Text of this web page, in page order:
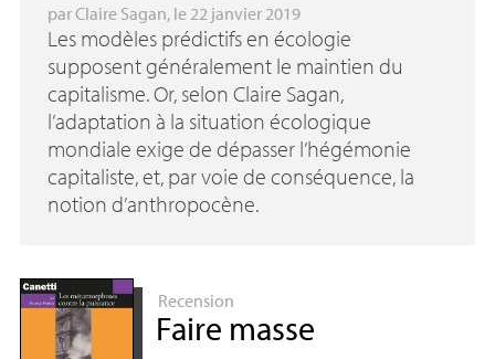
parClaire Sagan, le 22 janvier 2019
Les modèles prédictifs en écologie
supposent généralement le maintien du
capitalisme. Or, selon Claire Sagan,
l’adaptation à la situation écologique
mondiale exige de dépasser l’hégémonie
capitaliste, et, par voie de conséquence, la
notion d’anthropocène.
Recension
Faire masse